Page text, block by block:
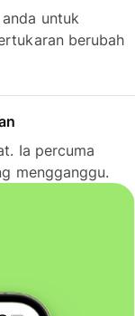
untuk
berubah
Ia percuma
mengganggu.